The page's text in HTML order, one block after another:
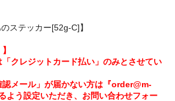
ステッカー[52g-C]】
クレジットカード払い」のみとさせてい
認メール」が届かない方は『order@m-
よう設定いただき、お問い合わせフォー